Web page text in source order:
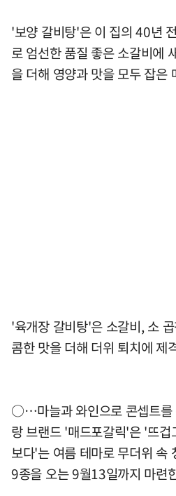
'보양 갈비탕'은 이 집의 40년
로 엄선한 품질 좋은 소갈비에
을 더해 영양과 맛을 모두 잡
'육개장 갈비탕'은 소갈비, 소
콤한 맛을 더해 더위 퇴치에
○…마늘과 와인으로 콘셉트를
랑 브랜드 '매드포갈릭'은 '뜨
보다'는 여름 테마로 무더위 속
9종을 오는 9월13일까지 마련